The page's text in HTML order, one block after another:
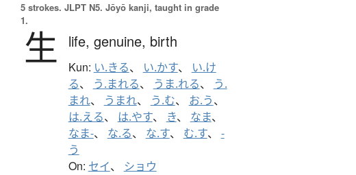
5 strokes. JLPT N5. Jōyō kanji, taught in grade
1.
生 life, genuine, birth
Kun: い.きる、 い.かす、
い.け
る、 う.まれる、 うま.れる、
う.
まれ、 うまれ、 う.む、 お.う、
は.える、 は.やす、 き、 なま、
なま-、 な.る、 な.す、 む.す、 -
う
On: セイ、 ショウ